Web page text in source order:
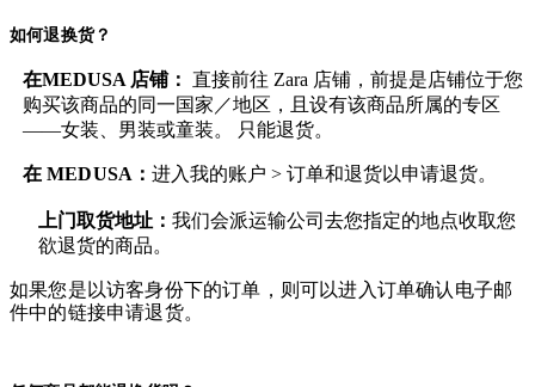
如何退换货？
在MEDUSA 店铺： 直接前往 Zara 店铺，前提是店铺位于您
购买该商品的同一国家／地区，且设有该商品所属的专区
——女装、男装或童装。 只能退货。
在 MEDUSA ：进入我的账户 > 订单和退货以申请退货。
上门取货地址： 我们会派运输公司去您指定的地点收取您
欲退货的商品。
如果您是以访客身份下的订单，则可以进入订单确认电子邮
件中的链接申请退货。